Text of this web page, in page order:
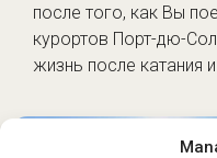
после того, как Вы
курортов Порт-дю-
жизнь после катания